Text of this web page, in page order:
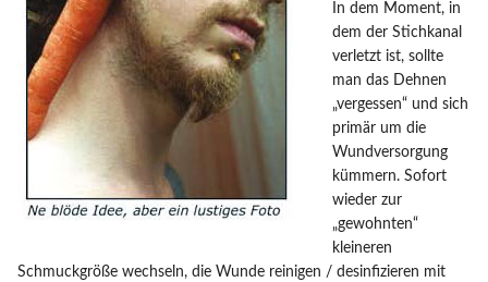
In dem Moment, in
dem der Stichkanal
verletzt ist, sollte
man das Dehnen
„vergessen“ und sich
primär um die
Wundversorgung
kümmern. Sofort
wieder zur
„gewohnten“
kleineren
Schmuckgröße wechseln, die Wunde reinigen / desinfizieren mit